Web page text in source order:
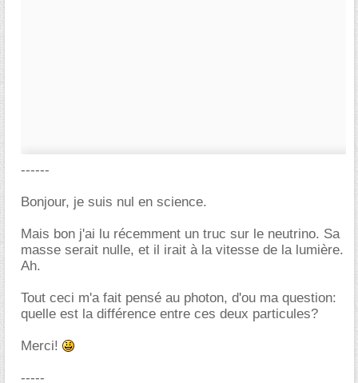
------
Bonjour, je suis nul en science.
Mais bon j'ai lu récemment un truc sur le neutrino. Sa
masse serait nulle, et il irait à la vitesse de la lumière.
Ah.
Tout ceci m'a fait pensé au photon, d'ou ma question:
quelle est la différence entre ces deux particules?
Merci!
-----